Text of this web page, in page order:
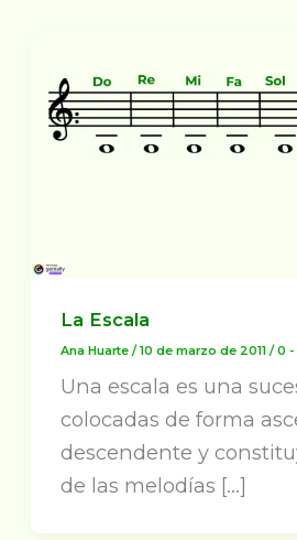
La Escala
Ana Huarte/10 de marzo de 2011/0 -
Una escala es una
colocadas de forma
descendente y
de las melodías […]